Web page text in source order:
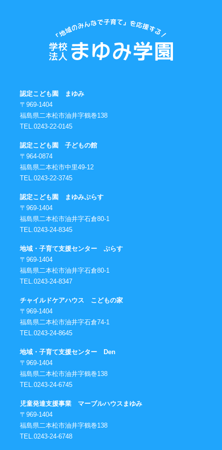
認定こども園 まゆみ
〒969-1404
福島県二本松市油井字鶴巻138
TEL.0243-22-0145
認定こども園 子どもの館
〒964-0874
福島県二本松市中里49-12
TEL.0243-22-3745
認定こども園 まゆみぷらす
〒969-1404
福島県二本松市油井字石倉80-1
TEL.0243-24-8345
地域・子育て支援センター ぷらす
〒969-1404
福島県二本松市油井字石倉80-1
TEL.0243-24-8347
チャイルドケアハウス こどもの家
〒969-1404
福島県二本松市油井字石倉74-1
TEL.0243-24-8645
地域・子育て支援センター Den
〒969-1404
福島県二本松市油井字鶴巻138
TEL.0243-24-6745
児童発達支援事業 マーブルハウスまゆみ
〒969-1404
福島県二本松市油井字鶴巻138
TEL.0243-24-6748